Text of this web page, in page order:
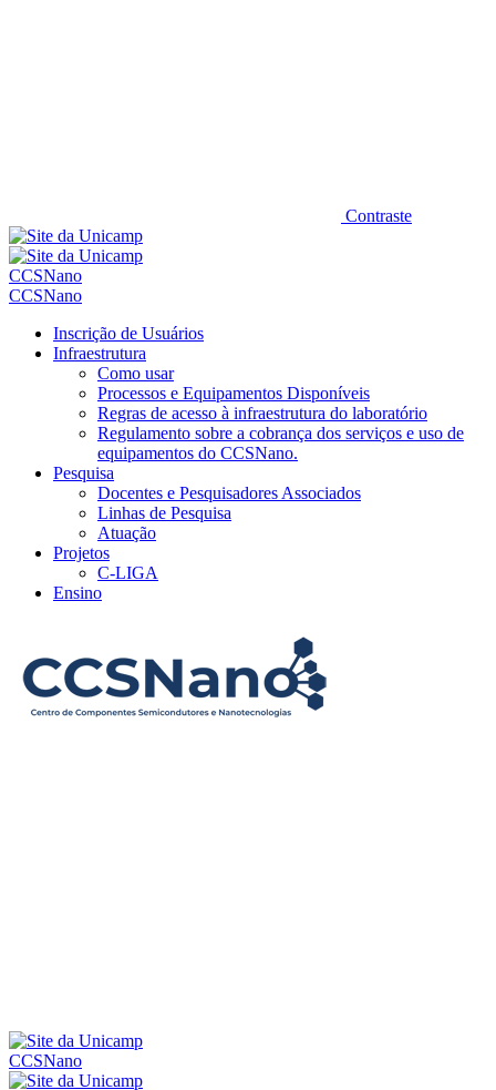
Contraste
CCSNano
CCSNano
Inscrição de Usuários
Infraestrutura
Como usar
Processos e Equipamentos Disponíveis
Regras de acesso à infraestrutura do laboratório
Regulamento sobre a cobrança dos serviços e uso de
equipamentos do CCSNano.
Pesquisa
Docentes e Pesquisadores Associados
Linhas de Pesquisa
Atuação
Projetos
C-LIGA
Ensino
CCSNano